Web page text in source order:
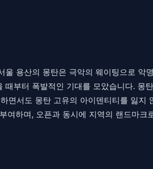
용산의 몽탄은 극악의 웨이팅으로 악
부터 폭발적인 기대를 모았습니다.
서도 몽탄 고유의 아이덴티티를 잃
하며, 오픈과 동시에 지역의 랜드마크